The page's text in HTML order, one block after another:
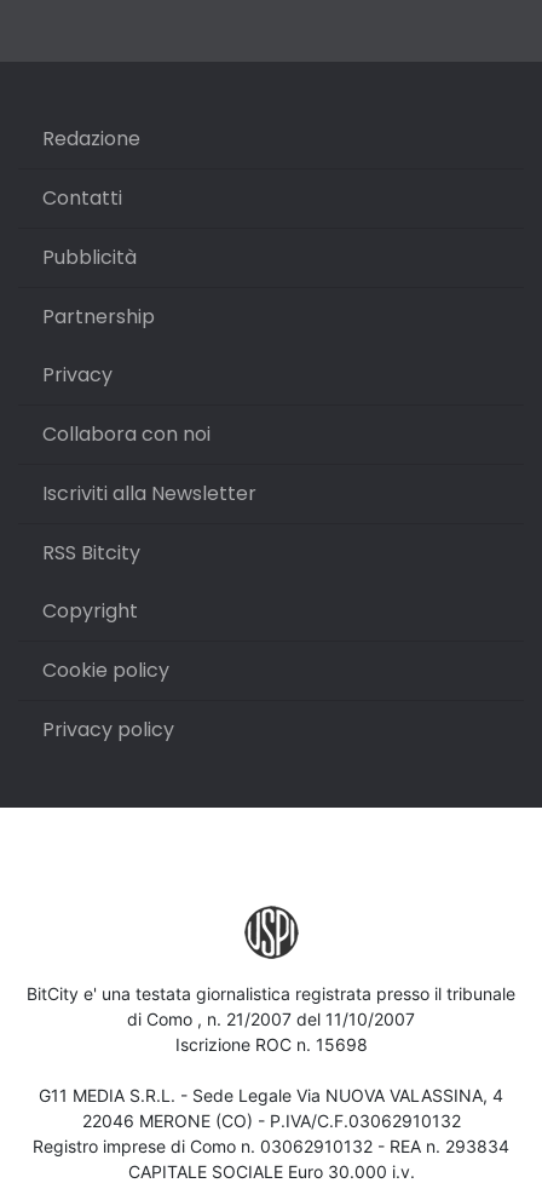
Redazione
Contatti
Pubblicità
Partnership
Privacy
Collabora con noi
Iscriviti alla Newsletter
RSS Bitcity
Copyright
Cookie policy
Privacy policy
BitCity e' una testata giornalistica registrata presso il tribunale
di Como , n. 21/2007 del 11/10/2007
Iscrizione ROC n. 15698
G11 MEDIA S.R.L. - Sede Legale Via NUOVA VALASSINA, 4
22046 MERONE (CO) - P.IVA/C.F.03062910132
Registro imprese di Como n. 03062910132 - REA n. 293834
CAPITALE SOCIALE Euro 30.000 i.v.